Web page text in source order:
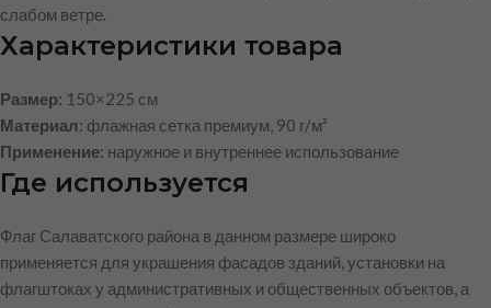
слабом ветре.
Характеристики товара
Размер: 150×225 см
Материал: флажная сетка премиум, 90 г/м²
Применение: наружное и внутреннее использование
Где используется
Флаг Салаватского района в данном размере широко
применяется для украшения фасадов зданий, установки на
флагштоках у административных и общественных объектов, а